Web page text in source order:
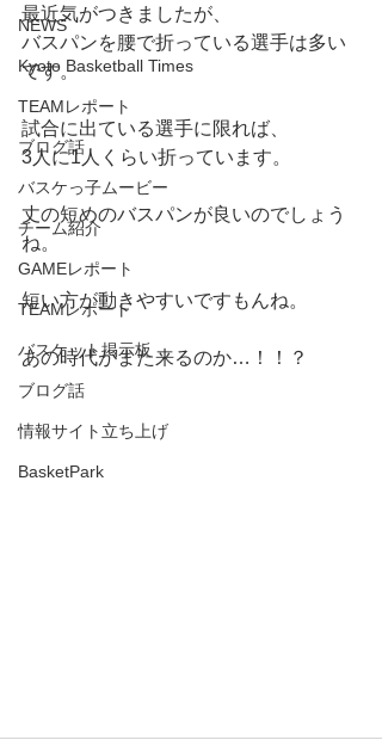
NEWS
Kyoto Basketball Times
TEAMレポート
ブログ話
バスケっ子ムービー
チーム紹介
GAMEレポート
TEAMレポート
バスケット掲示板
ブログ話
情報サイト立ち上げ
BasketPark
最近気がつきましたが、
バスパンを腰で折っている選手は多い
です。
試合に出ている選手に限れば、
3人に1人くらい折っています。
丈の短めのバスパンが良いのでしょう
ね。
短い方が動きやすいですもんね。
あの時代がまた来るのか…！！？